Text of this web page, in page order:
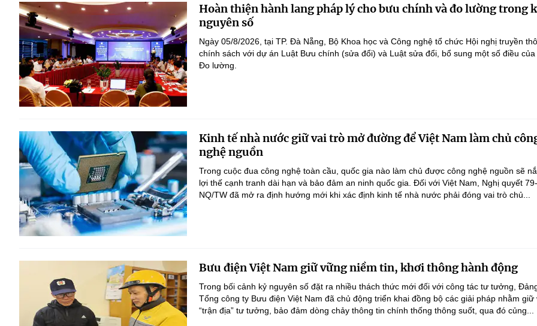
Hoàn thiện hành lang pháp lý cho bưu chính và đo lường trong
nguyên số
Ngày 05/8/2026, tại TP. Đà Nẵng, Bộ Khoa học và Công nghệ tổ chức Hội nghị truyền
chính sách với dự án Luật Bưu chính (sửa đổi) và Luật sửa đổi, bổ sung một số điều của
Đo lường.
Kinh tế nhà nước giữ vai trò mở đường để Việt Nam làm chủ
nghệ nguồn
Trong cuộc đua công nghệ toàn cầu, quốc gia nào làm chủ được công nghệ nguồn sẽ
lợi thế cạnh tranh dài hạn và bảo đảm an ninh quốc gia. Đối với Việt Nam, Nghị quyết 79-
NQ/TW đã mở ra định hướng mới khi xác định kinh tế nhà nước phải đóng vai trò chủ...
Bưu điện Việt Nam giữ vững niềm tin, khơi thông hành động
Trong bối cảnh kỷ nguyên số đặt ra nhiều thách thức mới đối với công tác tư tưởng,
Tổng công ty Bưu điện Việt Nam đã chủ động triển khai đồng bộ các giải pháp nhằm giữ
“trận địa” tư tưởng, bảo đảm dòng chảy thông tin chính thống thông suốt, qua đó củng...